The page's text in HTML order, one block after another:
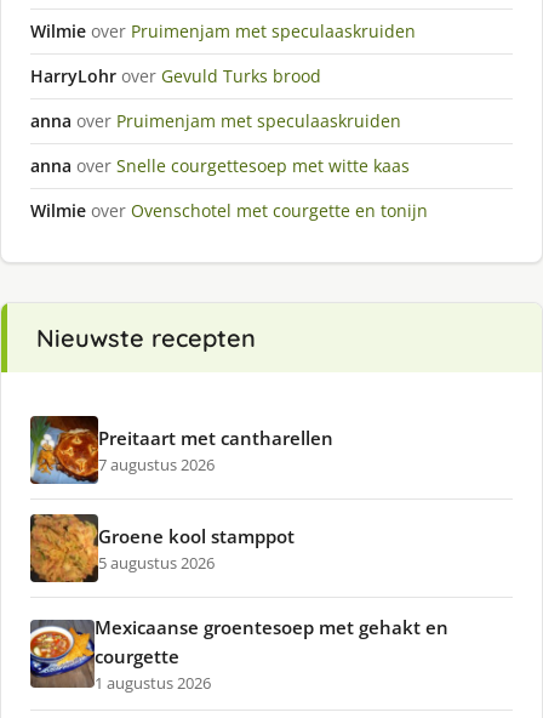
Wilmie over Pruimenjam met speculaaskruiden
HarryLohr over Gevuld Turks brood
anna over Pruimenjam met speculaaskruiden
anna over Snelle courgettesoep met witte kaas
Wilmie over Ovenschotel met courgette en tonijn
Nieuwste recepten
Preitaart met cantharellen
7 augustus 2026
Groene kool stamppot
5 augustus 2026
Mexicaanse groentesoep met gehakt en
courgette
1 augustus 2026